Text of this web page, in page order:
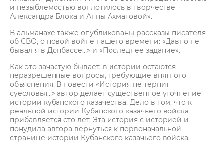
и незыблемостью воплотилось в творчестве
Александра Блока и Анны Ахматовой».
В альманахе также опубликованы рассказы писателя
об СВО, о новой войне нашего времени: «Давно не
бывал я в Донбассе…» и «Последнее задание».
Как это зачастую бывает, в истории остаются
неразрешённые вопросы, требующие внятного
объяснения. В повести «История не терпит
суесловья…» автор делает существенное уточнение
истории кубанского казачества. Дело в том, что к
реальной истории Кубанского казачьего войска
прибавляется сто лет. Эта история с историей и
понудила автора вернуться к первоначальной
странице истории Кубанского казачьего войска.